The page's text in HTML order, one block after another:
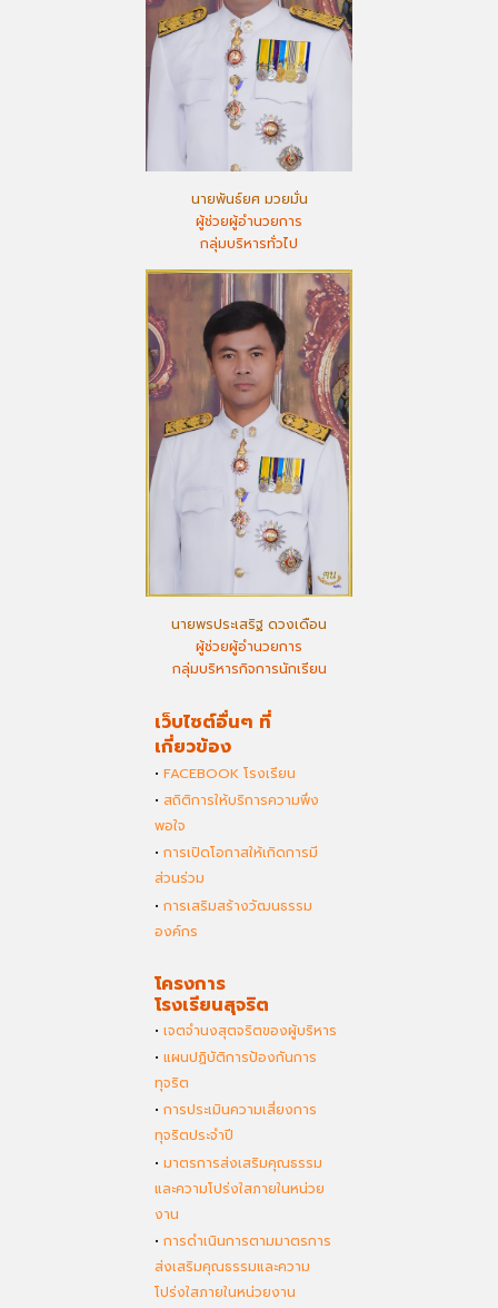
นายพันธ์ยศ มวยมั่น
ผู้ช่วยผู้อำนวยการ
กลุ่มบริหารทั่วไป
นายพรประเสริฐ ดวงเดือน
ผู้ช่วยผู้อำนวยการ
กลุ่มบริหารกิจการนักเรียน
เว็บไซต์อื่นๆ ที่
เกี่ยวข้อง
• FACEBOOK โรงเรียน
• สถิติการให้บริการความพึง
พอใจ
• การเปิดโอกาสให้เกิดการมี
ส่วนร่วม
• การเสริมสร้างวัฒนธรรม
องค์กร
โครงการ
โรงเรียนสุจริต
• เจตจำนงสุตจริตของผู้บริหาร
• แผนปฏิบัติการป้องกันการ
ทุจริต
• การประเมินความเสี่ยงการ
ทุจริตประจำปี
• มาตรการส่งเสริมคุณธรรม
และความโปร่งใสภายในหน่วย
งาน
• การดำเนินการตามมาตรการ
ส่งเสริมคุณธรรมและความ
โปร่งใสภายในหน่วยงาน